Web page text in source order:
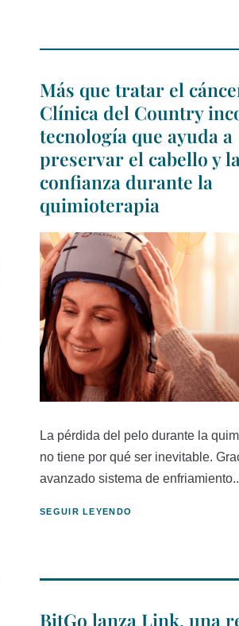
Más que tratar el
Clínica del Country
tecnología que ayuda a
preservar el cabello y
confianza durante la
quimioterapia
La pérdida del pelo durante la
no tiene por qué ser inevitable.
avanzado sistema de
SEGUIR LEYENDO
BitGo lanza Link, una